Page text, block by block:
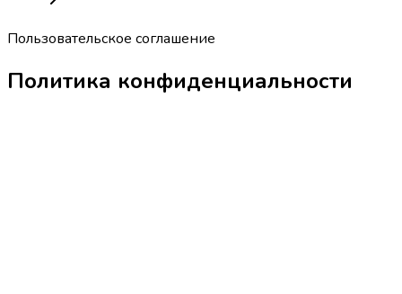
Пользовательское соглашение
Политика конфиденциальности